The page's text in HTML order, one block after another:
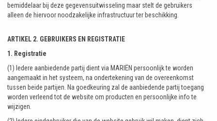
bemiddelaar bij deze gegevensuitwisseling maar stelt de gebruikers
alleen de hiervoor noodzakelijke infrastructuur ter beschikking.
ARTIKEL 2. GEBRUIKERS EN REGISTRATIE
1. Registratie
(1) Iedere aanbiedende partij dient via MARIËN persoonlijk te worden
aangemaakt in het systeem, na ondertekening van de overeenkomst
tussen beide partijen. Na goedkeuring zal de aanbiedende partij toegang
worden verleend tot de website om producten en persoonlijke info te
wijzigen.